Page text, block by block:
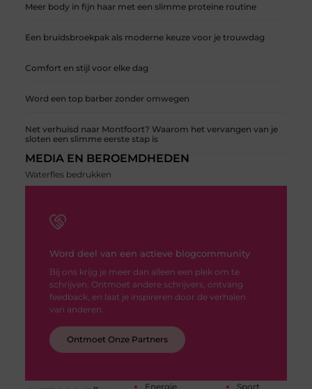
Meer body in fijn haar met een slimme proteïne routine
Een bruidsbroekpak als moderne keuze voor je trouwdag
Comfort en stijl voor elke dag
Word een top barber zonder omwegen
Net verhuisd naar Montfoort? Waarom het vervangen van je
sloten een slimme eerste stap is
Energie Sport
MEDIA EN BEROEMDHEDEN
Waterfles bedrukken
Word deel van een actieve blogcommunity
Bij ons krijg je meer dan alleen een plek om te
schrijven. Ontmoet andere schrijvers, ontvang
feedback, en laat je inspireren door de verhalen
van anderen.
Ontmoet Onze Partners